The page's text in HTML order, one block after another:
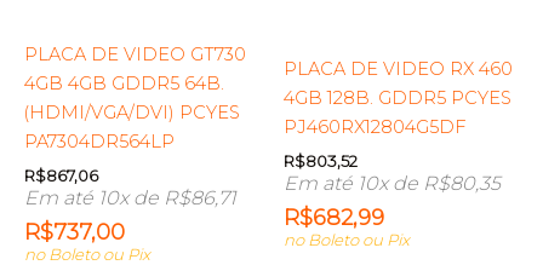
PLACA DE VIDEO GT730
4GB 4GB GDDR5 64B.
(HDMI/VGA/DVI) PCYES
PA7304DR564LP
R$867,06
Em até 10x de R$86,71
R$737,00
no Boleto ou Pix
PLACA DE VIDEO RX 460
4GB 128B. GDDR5 PCYES
PJ460RX12804G5DF
R$803,52
Em até 10x de R$80,35
R$682,99
no Boleto ou Pix